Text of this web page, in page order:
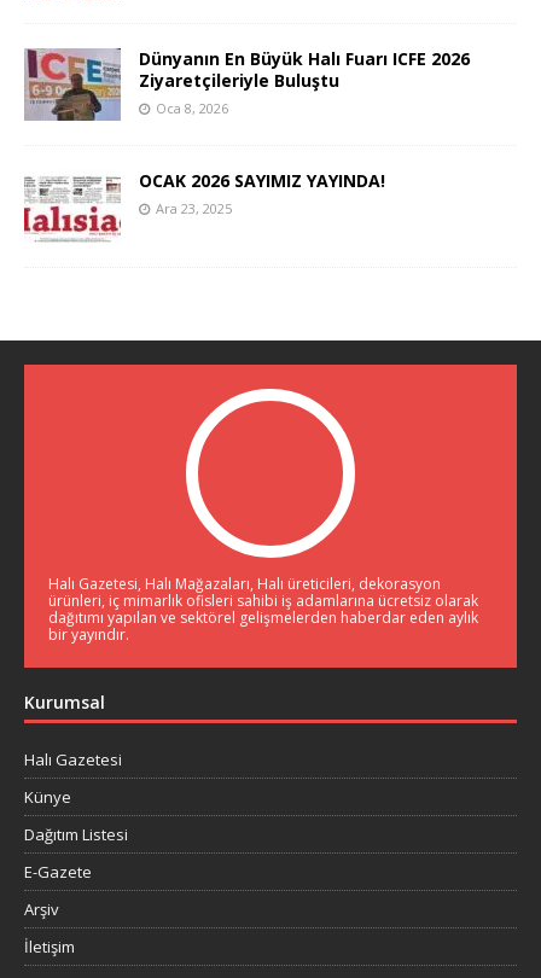
Dünyanın En Büyük Halı Fuarı ICFE 2026
Ziyaretçileriyle Buluştu
Oca 8, 2026
OCAK 2026 SAYIMIZ YAYINDA!
Ara 23, 2025
Halı Gazetesi, Halı Mağazaları, Halı üreticileri, dekorasyon
ürünleri, iç mimarlık ofisleri sahibi iş adamlarına ücretsiz olarak
dağıtımı yapılan ve sektörel gelişmelerden haberdar eden aylık
bir yayındır.
Kurumsal
Halı Gazetesi
Künye
Dağıtım Listesi
E-Gazete
Arşiv
İletişim